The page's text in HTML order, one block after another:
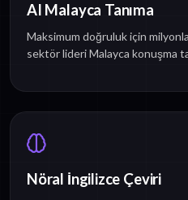
AI Malayca Tanıma
Maksimum doğruluk için
sektör lideri Malayca konuşma
Nöral İngilizce Çeviri